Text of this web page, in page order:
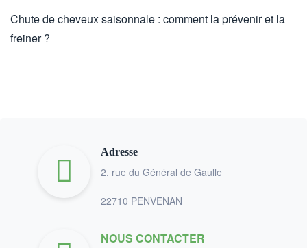
Chute de cheveux saisonnale : comment la prévenir et la
freiner ?
Adresse
2, rue du Général de Gaulle
22710 PENVENAN
NOUS CONTACTER